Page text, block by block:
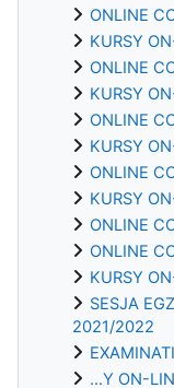
ONLINE
KURSY
ONLINE
KURSY
ONLINE
KURSY
ONLINE
KURSY
ONLINE
ONLINE
KURSY
SESJA
2021/2022
...Y ON-